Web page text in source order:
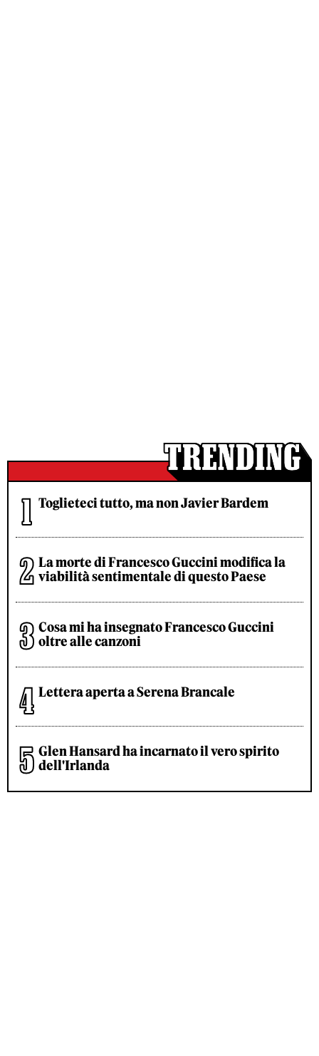
Toglieteci tutto, ma non Javier Bardem
La morte di Francesco Guccini modifica la
viabilità sentimentale di questo Paese
Cosa mi ha insegnato Francesco Guccini
oltre alle canzoni
Lettera aperta a Serena Brancale
Glen Hansard ha incarnato il vero spirito
dell'Irlanda